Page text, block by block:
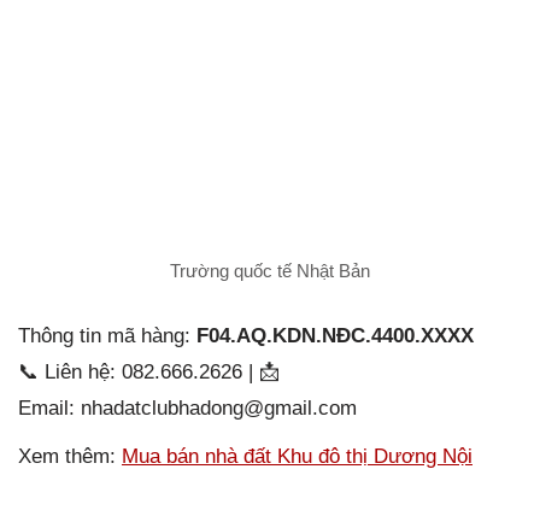
Trường quốc tế Nhật Bản
Thông tin mã hàng: F04.AQ.KDN.NĐC.4400.XXXX
📞 Liên hệ: 082.666.2626 | 📩
Email: nhadatclubhadong@gmail.com
Xem thêm: Mua bán nhà đất Khu đô thị Dương Nội